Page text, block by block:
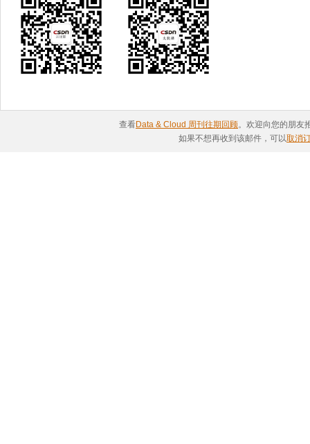
查看Data & Cloud 周刊往期回顾。欢迎向您的朋友
如果不想再收到该邮件，可以取消